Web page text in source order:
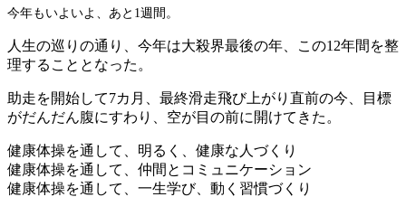
今年もいよいよ、あと1週間。
人生の巡りの通り、今年は大殺界最後の年、この12年間を整
理することとなった。
助走を開始して7カ月、最終滑走飛び上がり直前の今、目標
がだんだん腹にすわり、空が目の前に開けてきた。
健康体操を通して、明るく、健康な人づくり
健康体操を通して、仲間とコミュニケーション
健康体操を通して、一生学び、動く習慣づくり